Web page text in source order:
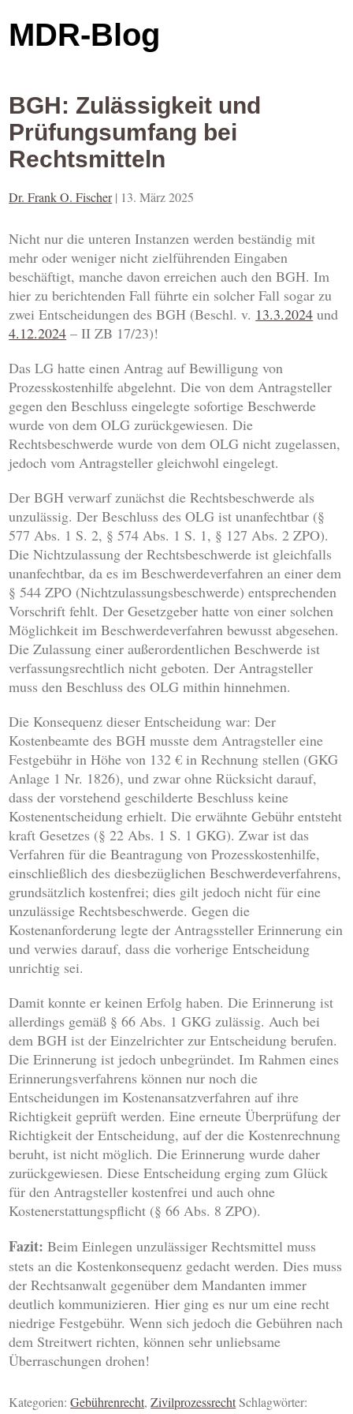
MDR-Blog
BGH: Zulässigkeit und
Prüfungsumfang bei
Rechtsmitteln
Dr. Frank O. Fischer | 13. März 2025
Nicht nur die unteren Instanzen werden beständig mit
mehr oder weniger nicht zielführenden Eingaben
beschäftigt, manche davon erreichen auch den BGH. Im
hier zu berichtenden Fall führte ein solcher Fall sogar zu
zwei Entscheidungen des BGH (Beschl. v. 13.3.2024 und
4.12.2024 – II ZB 17/23)!
Das LG hatte einen Antrag auf Bewilligung von
Prozesskostenhilfe abgelehnt. Die von dem Antragsteller
gegen den Beschluss eingelegte sofortige Beschwerde
wurde von dem OLG zurückgewiesen. Die
Rechtsbeschwerde wurde von dem OLG nicht zugelassen,
jedoch vom Antragsteller gleichwohl eingelegt.
Der BGH verwarf zunächst die Rechtsbeschwerde als
unzulässig. Der Beschluss des OLG ist unanfechtbar (§
577 Abs. 1 S. 2, § 574 Abs. 1 S. 1, § 127 Abs. 2 ZPO).
Die Nichtzulassung der Rechtsbeschwerde ist gleichfalls
unanfechtbar, da es im Beschwerdeverfahren an einer dem
§ 544 ZPO (Nichtzulassungsbeschwerde) entsprechenden
Vorschrift fehlt. Der Gesetzgeber hatte von einer solchen
Möglichkeit im Beschwerdeverfahren bewusst abgesehen.
Die Zulassung einer außerordentlichen Beschwerde ist
verfassungsrechtlich nicht geboten. Der Antragsteller
muss den Beschluss des OLG mithin hinnehmen.
Die Konsequenz dieser Entscheidung war: Der
Kostenbeamte des BGH musste dem Antragsteller eine
Festgebühr in Höhe von 132 € in Rechnung stellen (GKG
Anlage 1 Nr. 1826), und zwar ohne Rücksicht darauf,
dass der vorstehend geschilderte Beschluss keine
Kostenentscheidung erhielt. Die erwähnte Gebühr entsteht
kraft Gesetzes (§ 22 Abs. 1 S. 1 GKG). Zwar ist das
Verfahren für die Beantragung von Prozesskostenhilfe,
einschließlich des diesbezüglichen Beschwerdeverfahrens,
grundsätzlich kostenfrei; dies gilt jedoch nicht für eine
unzulässige Rechtsbeschwerde. Gegen die
Kostenanforderung legte der Antragssteller Erinnerung ein
und verwies darauf, dass die vorherige Entscheidung
unrichtig sei.
Damit konnte er keinen Erfolg haben. Die Erinnerung ist
allerdings gemäß § 66 Abs. 1 GKG zulässig. Auch bei
dem BGH ist der Einzelrichter zur Entscheidung berufen.
Die Erinnerung ist jedoch unbegründet. Im Rahmen eines
Erinnerungsverfahrens können nur noch die
Entscheidungen im Kostenansatzverfahren auf ihre
Richtigkeit geprüft werden. Eine erneute Überprüfung der
Richtigkeit der Entscheidung, auf der die Kostenrechnung
beruht, ist nicht möglich. Die Erinnerung wurde daher
zurückgewiesen. Diese Entscheidung erging zum Glück
für den Antragsteller kostenfrei und auch ohne
Kostenerstattungspflicht (§ 66 Abs. 8 ZPO).
Fazit: Beim Einlegen unzulässiger Rechtsmittel muss
stets an die Kostenkonsequenz gedacht werden. Dies muss
der Rechtsanwalt gegenüber dem Mandanten immer
deutlich kommunizieren. Hier ging es nur um eine recht
niedrige Festgebühr. Wenn sich jedoch die Gebühren nach
dem Streitwert richten, können sehr unliebsame
Überraschungen drohen!
Kategorien:Gebührenrecht,ZivilprozessrechtSchlagwörter: